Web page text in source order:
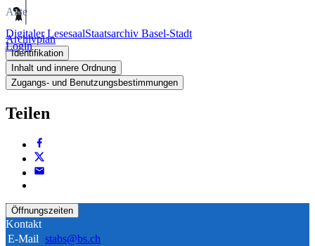
Digitaler LesesaalStaatsarchiv Basel-Stadt
Login
Akte
Archivplan
Identifikation
Inhalt und innere Ordnung
Zugangs- und Benutzungsbestimmungen
Teilen
Öffnungszeiten
Kontakt
E-Mail stabs@bs.ch